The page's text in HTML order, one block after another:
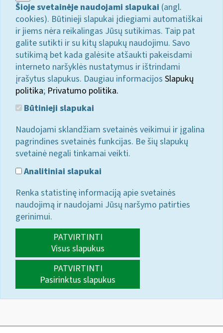
Šioje svetainėje naudojami slapukai (angl.
cookies). Būtinieji slapukai įdiegiami automatiškai
ir jiems nėra reikalingas Jūsų sutikimas. Taip pat
galite sutikti ir su kitų slapukų naudojimu. Savo
sutikimą bet kada galėsite atšaukti pakeisdami
interneto naršyklės nustatymus ir ištrindami
įrašytus slapukus. Daugiau informacijos Slapukų
politika; Privatumo politika.
Būtinieji slapukai
Naudojami sklandžiam svetainės veikimui ir įgalina
pagrindines svetainės funkcijas. Be šių slapukų
svetainė negali tinkamai veikti.
Analitiniai slapukai
Renka statistinę informaciją apie svetainės
naudojimą ir naudojami Jūsų naršymo patirties
gerinimui.
PATVIRTINTI
Visus slapukus
PATVIRTINTI
Pasirinktus slapukus